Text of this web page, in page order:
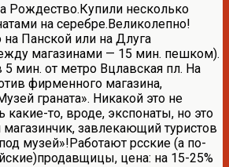
Рождество.Купили несколько
на серебре.Великолепно!
на Панской или на Длуга
магазинами — 15 мин. пешком).
5 мин. от метро Вцлавская пл. На
фирменного магазина,
граната». Никакой это не
какие-то, вроде, экспонаты, но это
завлекающий туристов
музей»!Работают рсские (а по-
цена: на 15-25%